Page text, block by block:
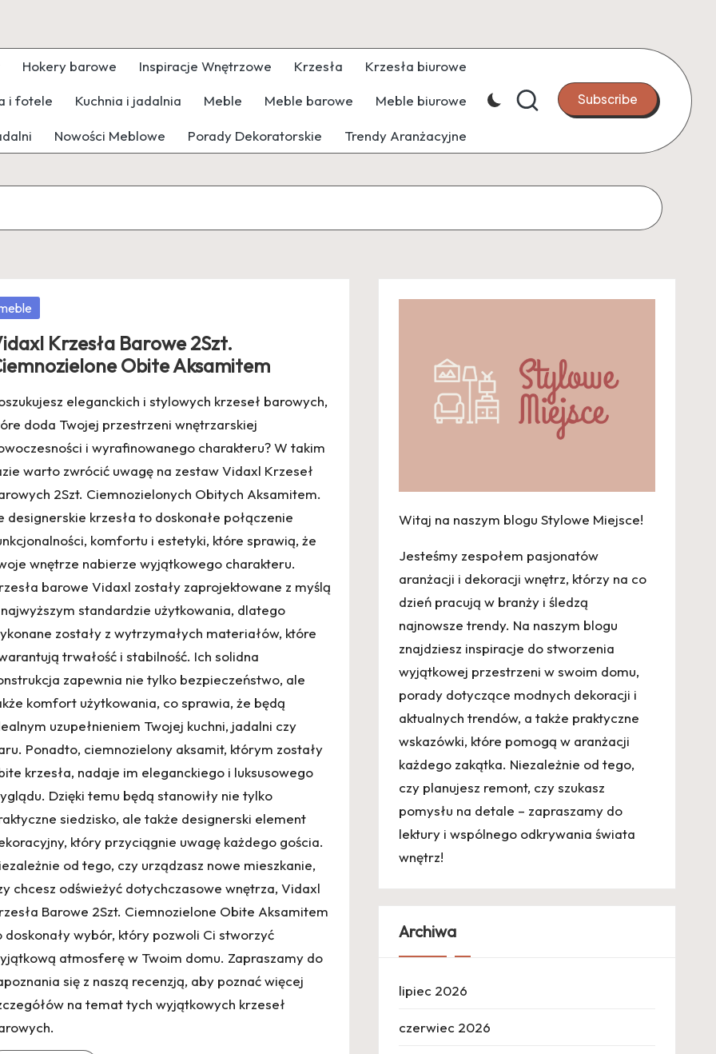
Hokery barowe Inspiracje Wnętrzowe Krzesła Krzesła biurowe
i fotele Kuchnia i jadalnia Meble Meble barowe Meble biurowe
Nowości Meblowe Porady Dekoratorskie Trendy Aranżacyjne
Subscribe
Krzesła Barowe 2Szt.
Obite Aksamitem
eleganckich i stylowych krzeseł barowych,
doda Twojej przestrzeni wnętrzarskiej
i wyrafinowanego charakteru? W takim
warto zwrócić uwagę na zestaw Vidaxl Krzeseł
2Szt. Ciemnozielonych Obitych Aksamitem.
designerskie krzesła to doskonałe połączenie
komfortu i estetyki, które sprawią, że
wnętrze nabierze wyjątkowego charakteru.
barowe Vidaxl zostały zaprojektowane z myślą
standardzie użytkowania, dlatego
zostały z wytrzymałych materiałów, które
trwałość i stabilność. Ich solidna
zapewnia nie tylko bezpieczeństwo, ale
komfort użytkowania, co sprawia, że będą
uzupełnieniem Twojej kuchni, jadalni czy
Ponadto, ciemnozielony aksamit, którym zostały
krzesła, nadaje im eleganckiego i luksusowego
Dzięki temu będą stanowiły nie tylko
siedzisko, ale także designerski element
który przyciągnie uwagę każdego gościa.
od tego, czy urządzasz nowe mieszkanie,
chcesz odświeżyć dotychczasowe wnętrza, Vidaxl
Barowe 2Szt. Ciemnozielone Obite Aksamitem
doskonały wybór, który pozwoli Ci stworzyć
atmosferę w Twoim domu. Zapraszamy do
się z naszą recenzją, aby poznać więcej
na temat tych wyjątkowych krzeseł
Witaj na naszym blogu Stylowe Miejsce!
Jesteśmy zespołem pasjonatów
aranżacji i dekoracji wnętrz, którzy na co
dzień pracują w branży i śledzą
najnowsze trendy. Na naszym blogu
znajdziesz inspiracje do stworzenia
wyjątkowej przestrzeni w swoim domu,
porady dotyczące modnych dekoracji i
aktualnych trendów, a także praktyczne
wskazówki, które pomogą w aranżacji
każdego zakątka. Niezależnie od tego,
czy planujesz remont, czy szukasz
pomysłu na detale – zapraszamy do
lektury i wspólnego odkrywania świata
wnętrz!
Archiwa
lipiec 2026
czerwiec 2026